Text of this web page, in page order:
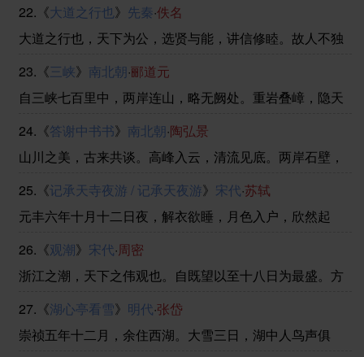
核舟一，盖大苏泛赤壁云。舟首尾长约八分有奇，高可二
黍许。中轩敞者为舱，箬篷覆之。旁开小窗，左右各四，
......
22.《大道之行也》 先秦·佚名
大道之行也，天下为公，选贤与能，讲信修睦。故人不独
长，鳏、寡、孤、独、废疾者皆有所养，男有分，女有
归。货恶其弃于地也，不必藏于己；力恶其不出于身也，
不必 ......
23.《三峡》 南北朝·郦道元
自三峡七百里中，两岸连山，略无阙处。重岩叠嶂，隐天
绝。或王命急宣，有时朝发白帝，暮到江陵，其间千二百
里，虽乘奔御风，不以疾也。(溯同：泝)春冬之时，则 ......
24.《答谢中书书》 南北朝·陶弘景
山川之美，古来共谈。高峰入云，清流见底。两岸石壁，
夕日欲颓，沉鳞竞跃，实是欲界之仙都，自康乐以来，未
复有能与其奇者。(夕日 一作：阳)
25.《记承天寺夜游 / 记承天夜游》 宋代·苏轼
元丰六年十月十二日夜，解衣欲睡，月色入户，欣然起
相与步于中庭。庭下如积水空明，水中藻荇交横，盖竹柏
影也。何夜无月？何处无竹柏？但少闲人如吾两人者耳。
26.《观潮》 宋代·周密
浙江之潮，天下之伟观也。自既望以至十八日为最盛。方
来，大声如雷霆，震撼激射，吞天沃日，势极雄豪。杨诚
斋诗云“海涌银为郭，江横玉系腰”者是也。每岁京尹出浙
......
27.《湖心亭看雪》 明代·张岱
崇祯五年十二月，余住西湖。大雪三日，湖中人鸟声俱